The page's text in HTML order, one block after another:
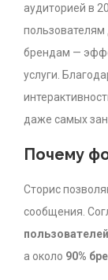
аудиторией в
брендам —
услуги.
даже самых
Почему
Сторис
сообщения.
а около 90%